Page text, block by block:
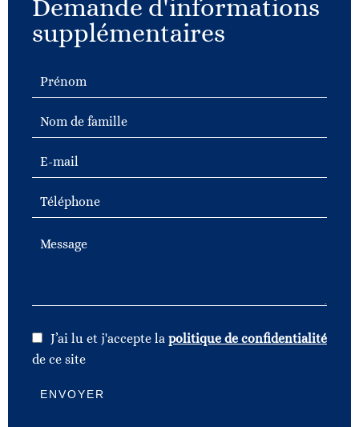
Demande d'informations
supplémentaires
J’ai lu et j'accepte la politique de confidentialité
de ce site
ENVOYER